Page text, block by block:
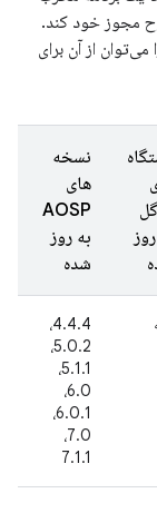
مجوز خود کند.
از آن برای
نسخه
های
AOSP
به روز
شده
4.4.4،
5.0.2،
5.1.1،
6.0،
6.0.1،
7.0،
7.1.1